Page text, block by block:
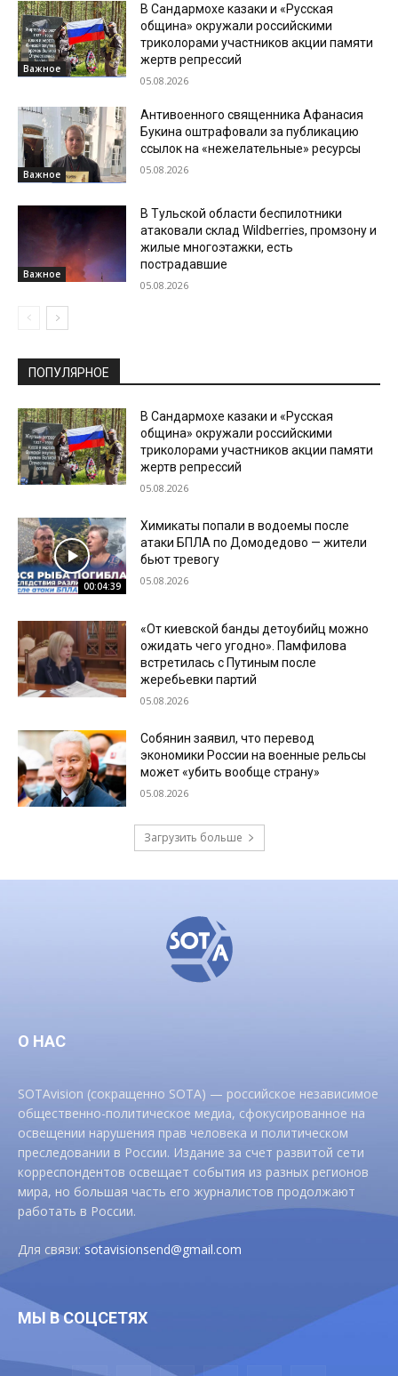
Важное
В Сандармохе казаки и «Русская
община» окружали российскими
триколорами участников акции памяти
жертв репрессий
05.08.2026
Важное
Антивоенного священника Афанасия
Букина оштрафовали за публикацию
ссылок на «нежелательные» ресурсы
05.08.2026
Важное
В Тульской области беспилотники
атаковали склад Wildberries, промзону и
жилые многоэтажки, есть
пострадавшие
05.08.2026
ПОПУЛЯРНОЕ
В Сандармохе казаки и «Русская
община» окружали российскими
триколорами участников акции памяти
жертв репрессий
05.08.2026
00:04:39
Химикаты попали в водоемы после
атаки БПЛА по Домодедово — жители
бьют тревогу
05.08.2026
«От киевской банды детоубийц можно
ожидать чего угодно». Памфилова
встретилась с Путиным после
жеребьевки партий
05.08.2026
Собянин заявил, что перевод
экономики России на военные рельсы
может «убить вообще страну»
05.08.2026
Загрузить больше
О НАС
SOTAvision (сокращенно SOTA) — российское независимое
общественно-политическое медиа, сфокусированное на
освещении нарушения прав человека и политическом
преследовании в России. Издание за счет развитой сети
корреспондентов освещает события из разных регионов
мира, но большая часть его журналистов продолжают
работать в России.
Для связи:sotavisionsend@gmail.com
МЫ В СОЦСЕТЯХ